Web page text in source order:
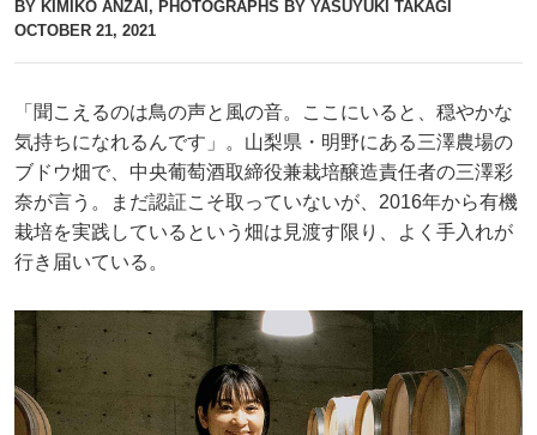
BY KIMIKO ANZAI, PHOTOGRAPHS BY YASUYUKI TAKAGI
OCTOBER 21, 2021
「聞こえるのは鳥の声と風の音。ここにいると、穏やかな
気持ちになれるんです」。山梨県・明野にある三澤農場の
ブドウ畑で、中央葡萄酒取締役兼栽培醸造責任者の三澤彩
奈が言う。まだ認証こそ取っていないが、2016年から有機
栽培を実践しているという畑は見渡す限り、よく手入れが
行き届いている。